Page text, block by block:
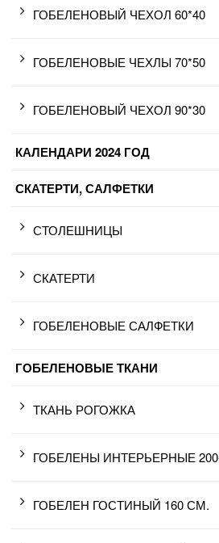
ГОБЕЛЕНОВЫЙ ЧЕХОЛ 60*40
ГОБЕЛЕНОВЫЕ ЧЕХЛЫ 70*50
ГОБЕЛЕНОВЫЙ ЧЕХОЛ 90*30
КАЛЕНДАРИ 2024 ГОД
СКАТЕРТИ, САЛФЕТКИ
СТОЛЕШНИЦЫ
СКАТЕРТИ
ГОБЕЛЕНОВЫЕ САЛФЕТКИ
ГОБЕЛЕНОВЫЕ ТКАНИ
ТКАНЬ РОГОЖКА
ГОБЕЛЕНЫ ИНТЕРЬЕРНЫЕ
ГОБЕЛЕН ГОСТИНЫЙ 160 СМ.